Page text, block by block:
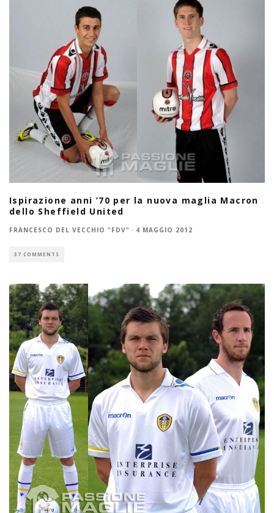
Ispirazione anni ’70 per la nuova maglia Macron
dello Sheffield United
FRANCESCO DEL VECCHIO "FDV" · 4 MAGGIO 2012
37 COMMENTS